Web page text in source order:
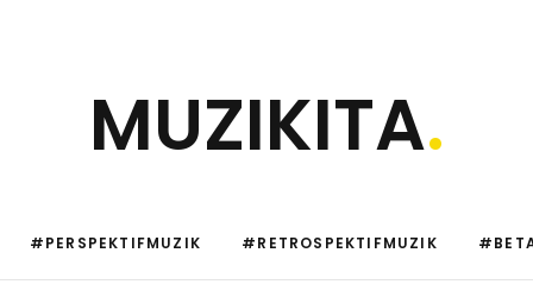
MUZIKITA.
#PERSPEKTIFMUZIK #RETROSPEKTIFMUZIK